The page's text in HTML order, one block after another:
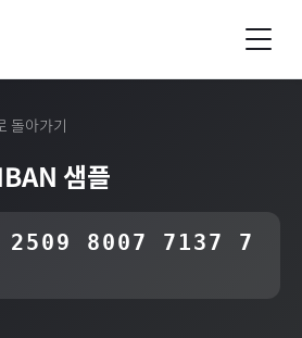
돌아가기
샘플
2509 8007 7137 7